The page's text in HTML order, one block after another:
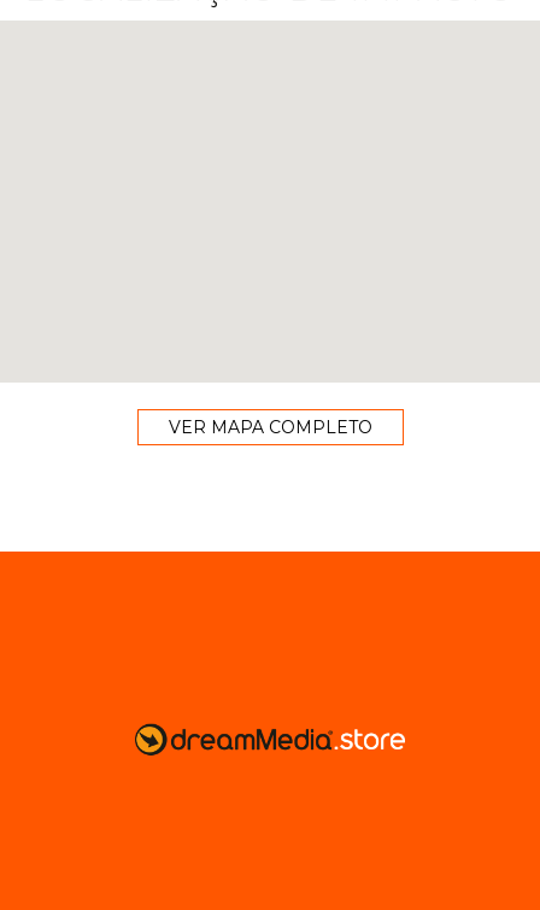
VER MAPA COMPLETO